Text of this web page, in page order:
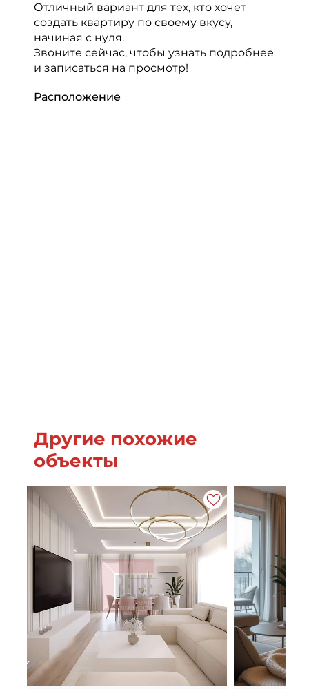
Отличный вариант для тех, кто хочет
создать квартиру по своему вкусу,
начиная с нуля.
Звоните сейчас, чтобы узнать подробнее
и записаться на просмотр!
Расположение
Другие похожие
объекты